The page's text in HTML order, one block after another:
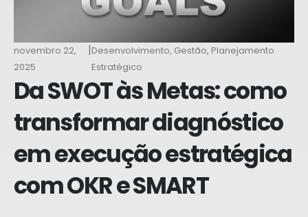
novembro 22,
2025
|Desenvolvimento, Gestão, Planejamento
Estratégico
Da SWOT às Metas: como
transformar diagnóstico
em execução estratégica
com OKR e SMART